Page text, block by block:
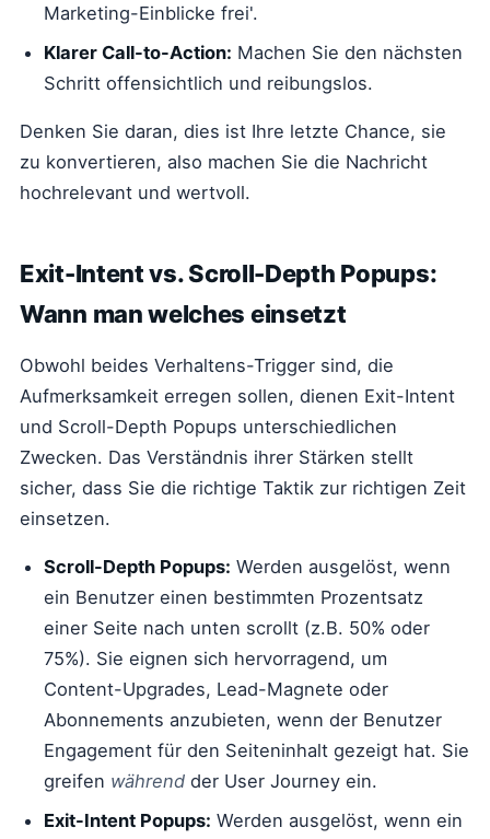
Marketing-Einblicke frei'.
Klarer Call-to-Action: Machen Sie den nächsten
Schritt offensichtlich und reibungslos.
Denken Sie daran, dies ist Ihre letzte Chance, sie
zu konvertieren, also machen Sie die Nachricht
hochrelevant und wertvoll.
Exit-Intent vs. Scroll-Depth Popups:
Wann man welches einsetzt
Obwohl beides Verhaltens-Trigger sind, die
Aufmerksamkeit erregen sollen, dienen Exit-Intent
und Scroll-Depth Popups unterschiedlichen
Zwecken. Das Verständnis ihrer Stärken stellt
sicher, dass Sie die richtige Taktik zur richtigen Zeit
einsetzen.
Scroll-Depth Popups: Werden ausgelöst, wenn
ein Benutzer einen bestimmten Prozentsatz
einer Seite nach unten scrollt (z.B. 50% oder
75%). Sie eignen sich hervorragend, um
Content-Upgrades, Lead-Magnete oder
Abonnements anzubieten, wenn der Benutzer
Engagement für den Seiteninhalt gezeigt hat. Sie
greifen während der User Journey ein.
Exit-Intent Popups: Werden ausgelöst, wenn ein